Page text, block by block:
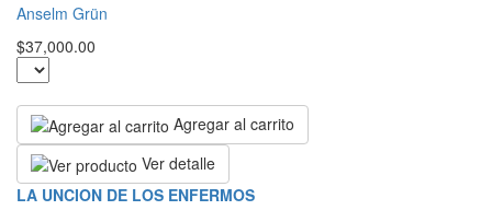
Anselm Grün
$37,000.00
Agregar al carrito
Ver detalle
LA UNCION DE LOS ENFERMOS